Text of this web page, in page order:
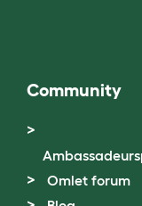
Community
Omlet forum